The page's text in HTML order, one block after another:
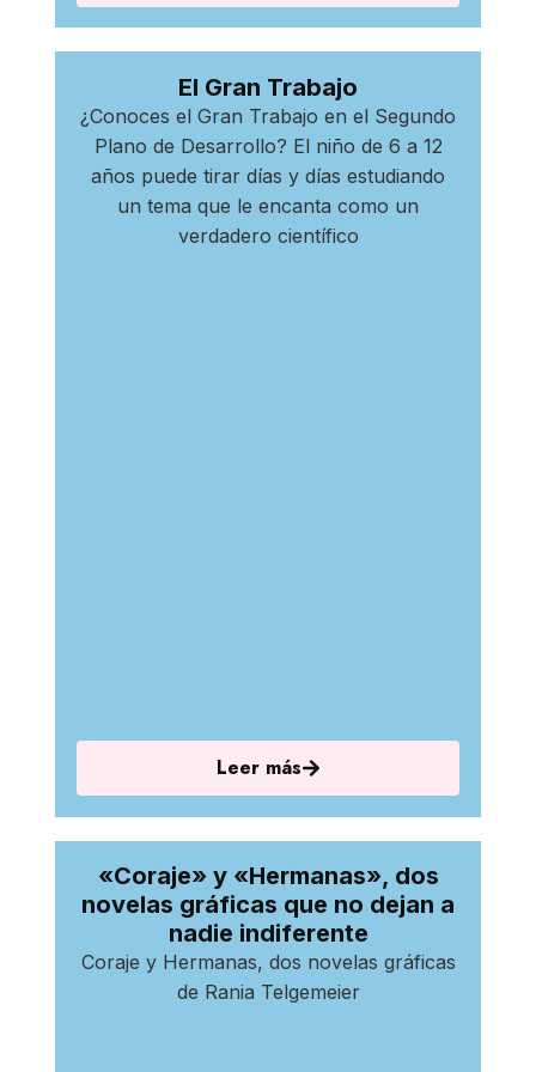
El Gran Trabajo
¿Conoces el Gran Trabajo en el Segundo
Plano de Desarrollo? El niño de 6 a 12
años puede tirar días y días estudiando
un tema que le encanta como un
verdadero científico
Leer más
«Coraje» y «Hermanas», dos
novelas gráficas que no dejan a
nadie indiferente
Coraje y Hermanas, dos novelas gráficas
de Rania Telgemeier